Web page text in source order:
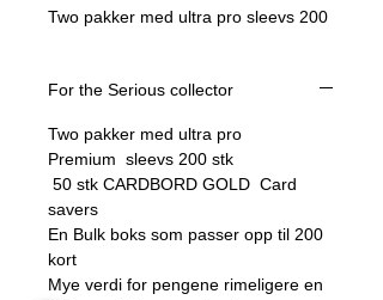
Two pakker med ultra pro sleevs 200
kort
Mye verdi for pengene rimeligere en
å kjøpe alt for seg selv =)
For the Serious collector
Two pakker med ultra pro
Premium sleevs 200 stk
50 stk CARDBORD GOLD Card
savers
En Bulk boks som passer opp til 200
kort
Mye verdi for pengene rimeligere en